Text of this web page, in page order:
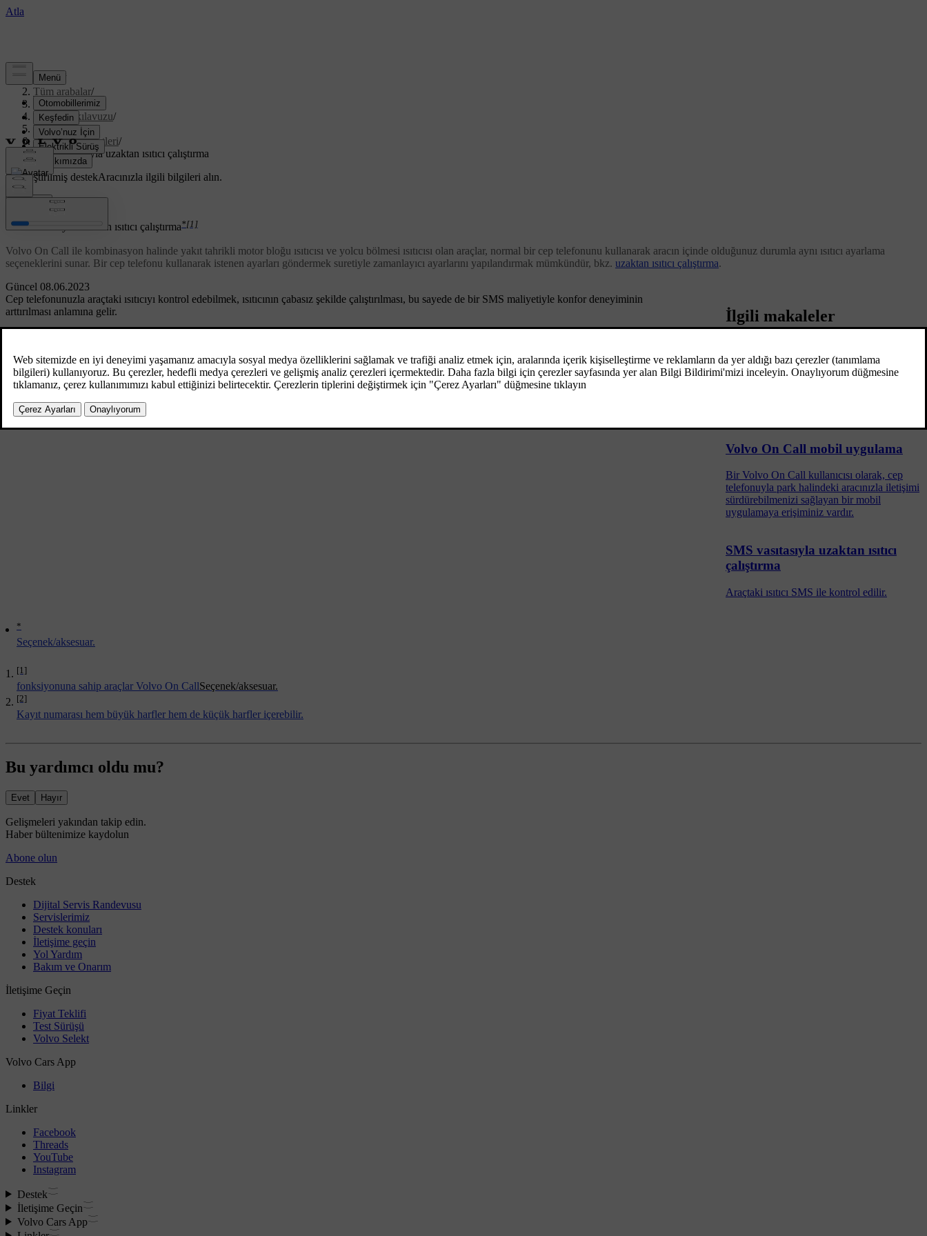
Destek
Tüm arabalar/
XC70 2016/
Kullanıcı kılavuzu/
Volvo On Call/
Konfor hizmetleri/
SMS vasıtasıyla uzaktan ısıtıcı çalıştırma
Özelleştirilmiş destekAracınızla ilgili bilgileri alın.
Güncel 08.06.2023
SMS vasıtasıyla uzaktan ısıtıcı çalıştırma*[1]
Volvo On Call ile kombinasyon halinde yakıt tahrikli motor bloğu ısıtıcısı ve yolcu bölmesi ısıtıcısı olan araçlar, normal bir cep telefonunu kullanarak aracın içinde olduğunuz durumla aynı ısıtıcı ayarlama
seçeneklerini sunar. Bir cep telefonu kullanarak istenen ayarları göndermek suretiyle zamanlayıcı ayarlarını yapılandırmak mümkündür, bkz. uzaktan ısıtıcı çalıştırma.
Cep telefonunuzla araçtaki ısıtıcıyı kontrol edebilmek, ısıtıcının çabasız şekilde çalıştırılması, bu sayede de bir SMS maliyetiyle konfor deneyiminin
arttırılması anlamına gelir.
yetkili kullanıcının kontrol edebilmesi için SMS mesajının araç kayıt numarasını
, ardından da Volvo On Call sisteminin PIN kodunu içermesi gerekir.
*
Seçenek/aksesuar.
[1]
fonksiyonuna sahip araçlar Volvo On CallSeçenek/aksesuar.
[2]
Kayıt numarası hem büyük harfler hem de küçük harfler içerebilir.
İlgili makaleler
Volvo On Call için PIN kodu
Volvo On Call mobil uygulama
Bir Volvo On Call kullanıcısı olarak, cep
telefonuyla park halindeki aracınızla iletişimi
sürdürebilmenizi sağlayan bir mobil
uygulamaya erişiminiz vardır.
SMS vasıtasıyla uzaktan ısıtıcı
çalıştırma
Araçtaki ısıtıcı SMS ile kontrol edilir.
Bu yardımcı oldu mu?
Evet Hayır